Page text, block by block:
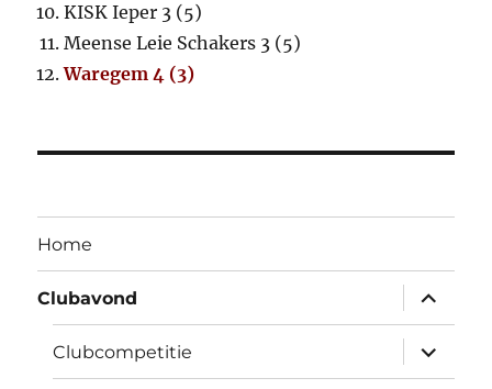
KISK Ieper 3 (5)
Meense Leie Schakers 3 (5)
Waregem 4 (3)
Home
Clubavond
Open
Clubcompetitie
Open